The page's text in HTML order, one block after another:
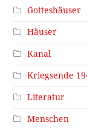
Gotteshäuser
Häuser
Kanal
Kriegsende
Literatur
Menschen